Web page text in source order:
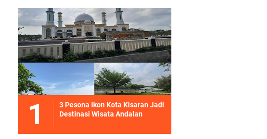
3 Pesona Ikon Kota Kisaran Jadi
Destinasi Wisata Andalan